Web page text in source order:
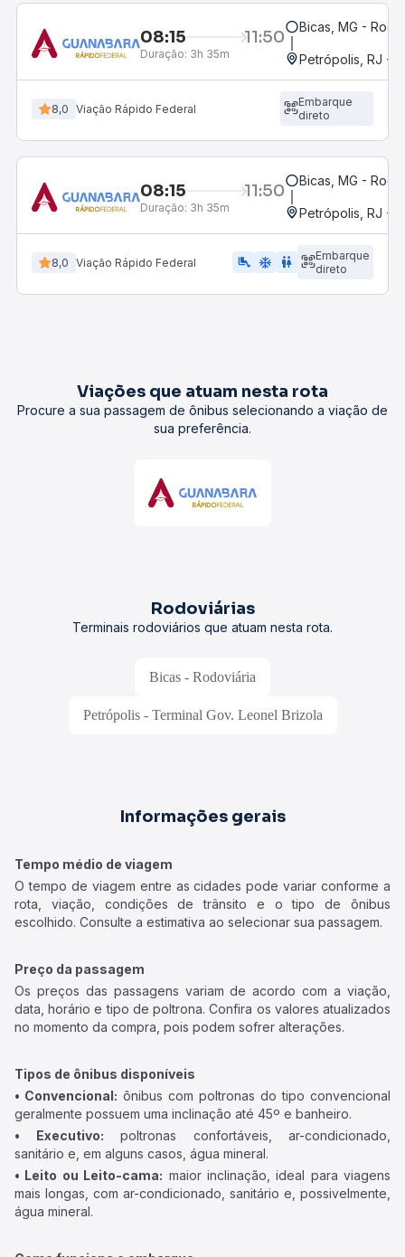
08:15 11:50
Duração: 3h 35m
Bicas, MG -
Petrópolis, RJ -
8,0 Viação Rápido Federal
Embarque
direto
08:15 11:50
Duração: 3h 35m
Bicas, MG -
Petrópolis, RJ -
8,0 Viação Rápido Federal airline_seat_legroom_extra ac_unit wc
Embarque
direto
Viações que atuam nesta rota
Procure a sua passagem de ônibus selecionando a viação de
sua preferência.
Rodoviárias
Terminais rodoviários que atuam nesta rota.
Bicas - Rodoviária
Petrópolis - Terminal Gov. Leonel Brizola
Informações gerais
Tempo médio de viagem
O tempo de viagem entre as cidades pode variar conforme a
rota, viação, condições de trânsito e o tipo de ônibus
escolhido. Consulte a estimativa ao selecionar sua passagem.
Preço da passagem
Os preços das passagens variam de acordo com a viação,
data, horário e tipo de poltrona. Confira os valores atualizados
no momento da compra, pois podem sofrer alterações.
Tipos de ônibus disponíveis
• Convencional: ônibus com poltronas do tipo convencional
geralmente possuem uma inclinação até 45º e banheiro.
• Executivo: poltronas confortáveis, ar-condicionado,
sanitário e, em alguns casos, água mineral.
• Leito ou Leito-cama: maior inclinação, ideal para viagens
mais longas, com ar-condicionado, sanitário e, possivelmente,
água mineral.